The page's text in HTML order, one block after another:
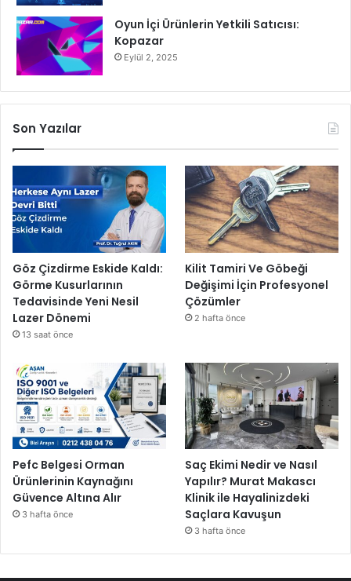
Oyun İçi Ürünlerin Yetkili Satıcısı:
Kopazar
Eylül 2, 2025
Son Yazılar
Göz Çizdirme Eskide Kaldı:
Görme Kusurlarının
Tedavisinde Yeni Nesil
Lazer Dönemi
13 saat önce
Kilit Tamiri Ve Göbeği
Değişimi İçin Profesyonel
Çözümler
2 hafta önce
Pefc Belgesi Orman
Ürünlerinin Kaynağını
Güvence Altına Alır
3 hafta önce
Saç Ekimi Nedir ve Nasıl
Yapılır? Murat Makascı
Klinik ile Hayalinizdeki
Saçlara Kavuşun
3 hafta önce